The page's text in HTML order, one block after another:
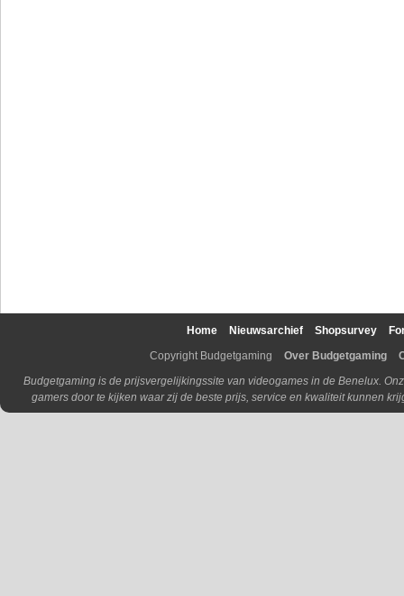
Home Nieuwsarchief Shopsurvey
Copyright Budgetgaming
Over Budgetgaming
Budgetgaming is de prijsvergelijkingssite van videogames in de Benelux.
gamers door te kijken waar zij de beste prijs, service en kwaliteit kunnen